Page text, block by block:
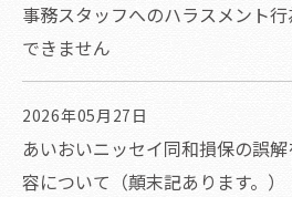
事務スタッフへのハラスメント
できません
2026年05月27日
あいおいニッセイ同和損保の誤
容について（顛末記あります。）